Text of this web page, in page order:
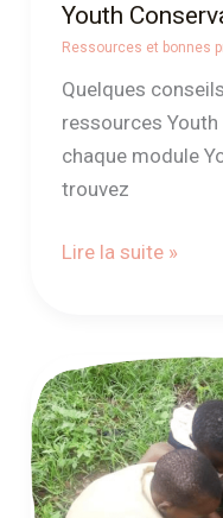
Youth
Ressources et bonnes
Quelques
ressources
chaque module
trouvez
Lire la suite »
Témoignage
de
l’ONG
Future
for